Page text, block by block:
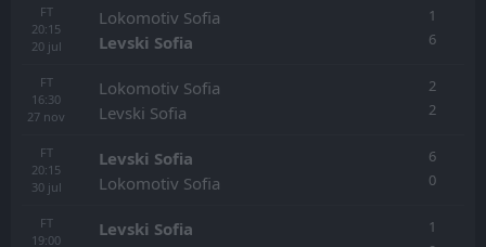
FT
20:15
20 jul
Lokomotiv Sofia
Levski Sofia
1
6
FT
16:30
27 nov
Lokomotiv Sofia
Levski Sofia
2
2
FT
20:15
30 jul
Levski Sofia
Lokomotiv Sofia
6
0
FT
19:00
Levski Sofia
1